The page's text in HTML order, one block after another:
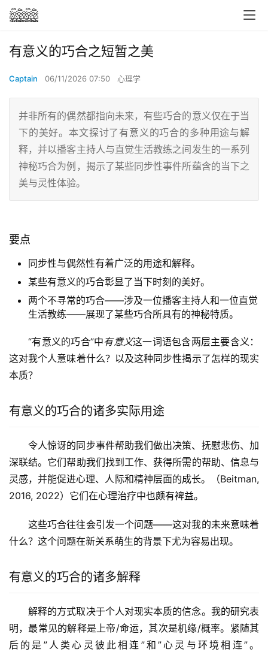
有意义的巧合之短暂之美
Captain 06/11/2026 07:50 心理学
并非所有的偶然都指向未来，有些巧合的意义仅在于当
下的美好。本文探讨了有意义的巧合的多种用途与解
释，并以播客主持人与直觉生活教练之间发生的一系列
神秘巧合为例，揭示了某些同步性事件所蕴含的当下之
美与灵性体验。
要点
同步性与偶然性有着广泛的用途和解释。
某些有意义的巧合彰显了当下时刻的美好。
两个不寻常的巧合——涉及一位播客主持人和一位直觉
生活教练——展现了某些巧合所具有的神秘特质。
“有意义的巧合”中有意义这一词语包含两层主要含义：
这对我个人意味着什么？以及这种同步性揭示了怎样的现实
本质？
有意义的巧合的诸多实际用途
令人惊讶的同步事件帮助我们做出决策、抚慰悲伤、加
深联结。它们帮助我们找到工作、获得所需的帮助、信息与
灵感，并能促进心理、人际和精神层面的成长。（Beitman,
2016, 2022）它们在心理治疗中也颇有裨益。
这些巧合往往会引发一个问题——这对我的未来意味着
什么？这个问题在新关系萌生的背景下尤为容易出现。
有意义的巧合的诸多解释
解释的方式取决于个人对现实本质的信念。我的研究表
明，最常见的解释是上帝/命运，其次是机缘/概率。紧随其
后的是”人类心灵彼此相连”和”心灵与环境相连”。